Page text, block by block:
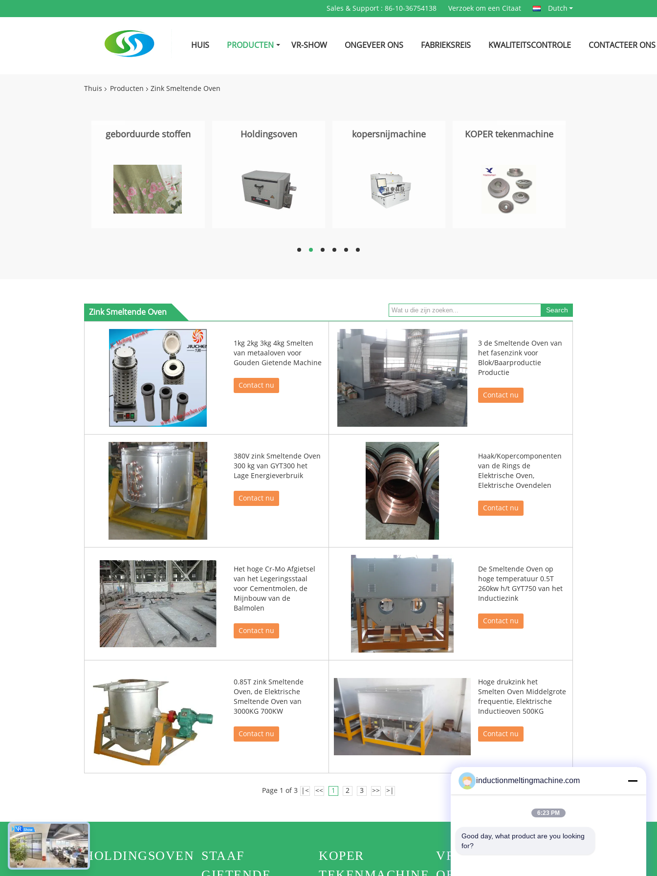
Sales & Support : 86-10-36754138 Verzoek om een Citaat Dutch
HUIS PRODUCTEN VR-SHOW ONGEVEER ONS FABRIEKSREIS KWALITEITSCONTROLE CONTACTEER ONS
Thuis Producten Zink Smeltende Oven
geborduurde stoffen Holdingsoven kopersnijmachine KOPER tekenmachine
hd hd hd hd hd hd
Zink Smeltende Oven
1kg 2kg 3kg 4kg Smelten
van metaaloven voor
Gouden Gietende Machine
Contact nu
3 de Smeltende Oven van
het fasenzink voor
Blok/Baarproductie
Productie
Contact nu
380V zink Smeltende Oven
300 kg van GYT300 het
Lage Energieverbruik
Contact nu
Haak/Kopercomponenten
van de Rings de
Elektrische Oven,
Elektrische Ovendelen
Contact nu
Het hoge Cr-Mo Afgietsel
van het Legeringsstaal
voor Cementmolen, de
Mijnbouw van de
Balmolen
Contact nu
De Smeltende Oven op
hoge temperatuur 0.5T
260kw h/t GYT750 van het
Inductiezink
Contact nu
0.85T zink Smeltende
Oven, de Elektrische
Smeltende Oven van
3000KG 700KW
Contact nu
Hoge drukzink het
Smelten Oven Middelgrote
frequentie, Elektrische
Inductieoven 500KG
Contact nu
Page 1 of 3 |< << 1 2 3 >> >|
HOLDINGSOVEN STAAF
KOPER
VRAAG EEN
inductionmeltingmachine.com
6:23 PM
Good day, what product are you looking
for?